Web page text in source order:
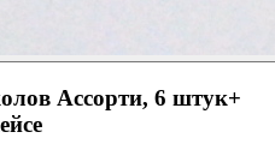
Ассорти, 6 штук+